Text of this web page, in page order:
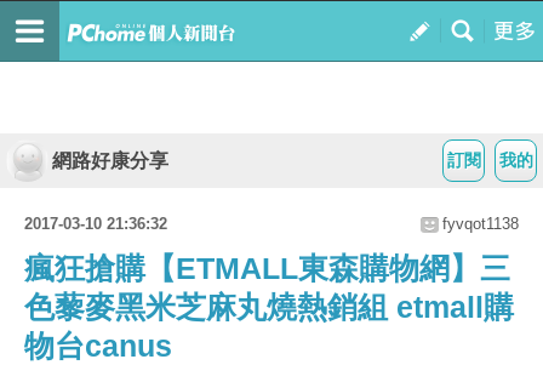
我的
訂閱
網路好康分享
2017-03-10 21:36:32 fyvqot1138
瘋狂搶購【ETMALL東森購物網】三
色藜麥黑米芝麻丸燒熱銷組 etmall購
物台canus